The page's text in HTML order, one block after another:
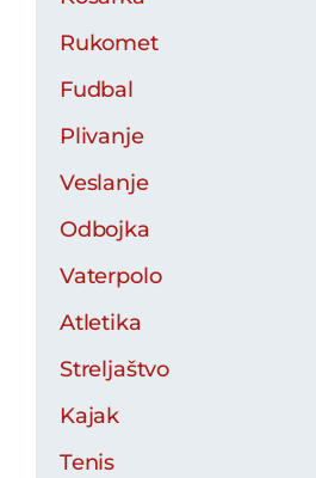
Rukomet
Fudbal
Plivanje
Veslanje
Odbojka
Vaterpolo
Atletika
Streljaštvo
Kajak
Tenis